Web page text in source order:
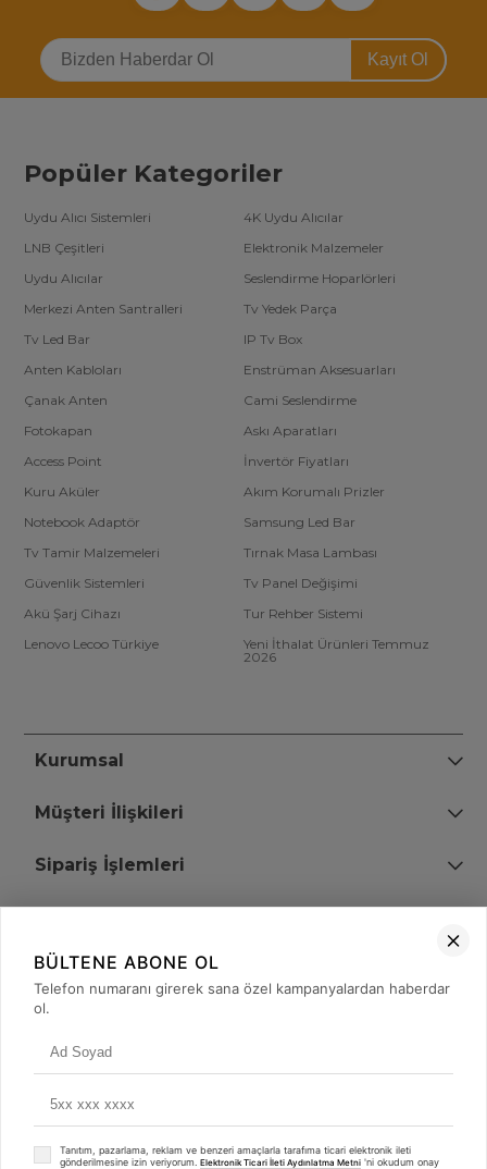
Kayıt Ol
Popüler Kategoriler
Uydu Alıcı Sistemleri
4K Uydu Alıcılar
LNB Çeşitleri
Elektronik Malzemeler
Uydu Alıcılar
Seslendirme Hoparlörleri
Merkezi Anten Santralleri
Tv Yedek Parça
Tv Led Bar
IP Tv Box
Anten Kabloları
Enstrüman Aksesuarları
Çanak Anten
Cami Seslendirme
Fotokapan
Askı Aparatları
Access Point
İnvertör Fiyatları
Kuru Aküler
Akım Korumalı Prizler
Notebook Adaptör
Samsung Led Bar
Tv Tamir Malzemeleri
Tırnak Masa Lambası
Güvenlik Sistemleri
Tv Panel Değişimi
Akü Şarj Cihazı
Tur Rehber Sistemi
Lenovo Lecoo Türkiye
Yeni İthalat Ürünleri Temmuz
2026
Kurumsal
Müşteri İlişkileri
Sipariş İşlemleri
+90 (850) 473 08 08
BÜLTENE ABONE OL
Telefon numaranı girerek sana özel kampanyalardan haberdar
ol.
Tanıtım, pazarlama, reklam ve benzeri amaçlarla tarafıma ticari elektronik ileti
gönderilmesine izin veriyorum. Elektronik Ticari İleti Aydınlatma Metni 'ni okudum onay